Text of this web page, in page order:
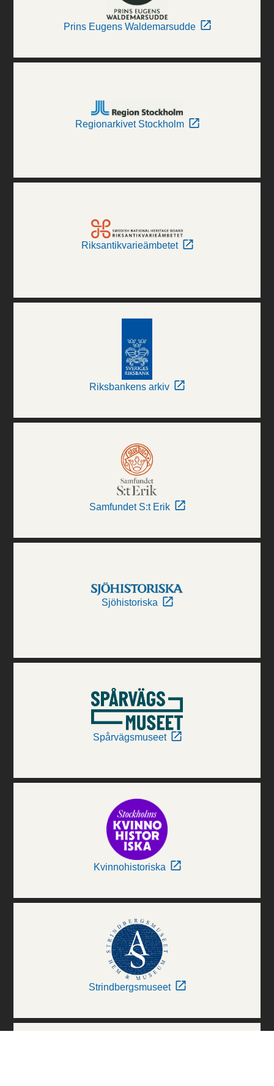
Prins Eugens Waldemarsudde
Regionarkivet Stockholm
Riksantikvarieämbetet
Riksbankens arkiv
Samfundet S:t Erik
Sjöhistoriska
Spårvägsmuseet
Kvinnohistoriska
Strindbergsmuseet